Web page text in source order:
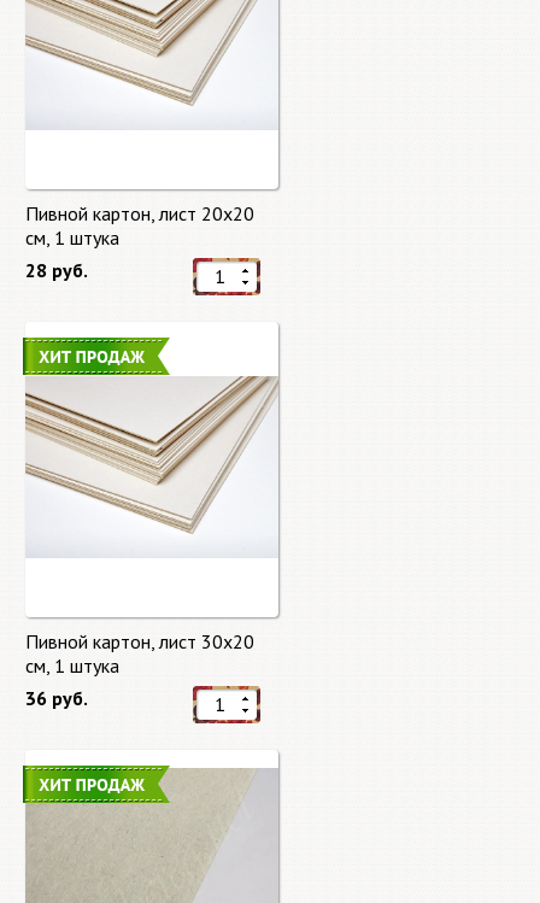
Пивной картон, лист 20х20
cм, 1 штука
28 руб.
Пивной картон, лист 30х20
cм, 1 штука
36 руб.